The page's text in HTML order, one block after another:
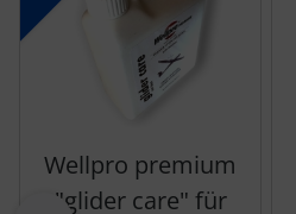
Wellpro premium
"glider care" für